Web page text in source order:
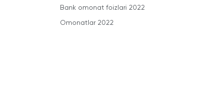
Bank omonat foizlari 2022
Omonatlar 2022